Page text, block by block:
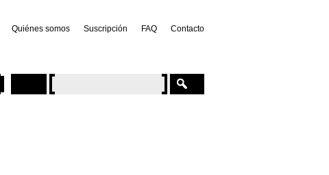
Quiénes somos Suscripción FAQ Contacto